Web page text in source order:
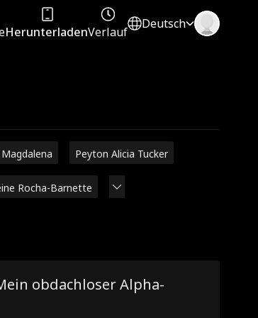
HerunterladenVerlauf
Deutsch
Magdalena Peyton Alicia Tucker
Rocha-Barnette
obdachloser Alpha-